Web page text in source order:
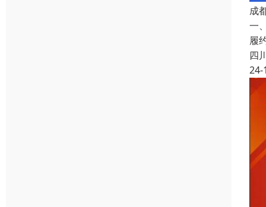
成
一
履
四
24-